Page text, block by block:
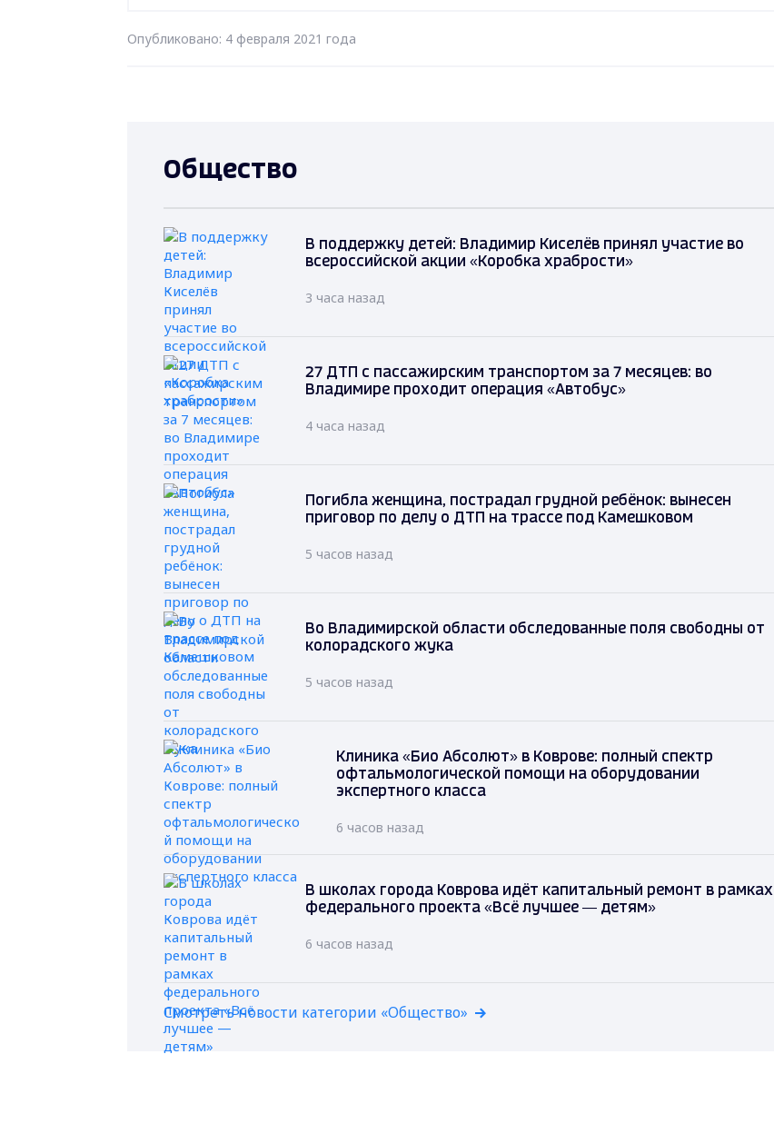
Опубликовано: 4 февраля 2021 года
Общество
В поддержку детей: Владимир Киселёв принял участие во
всероссийской акции «Коробка храбрости»
3 часа назад
27 ДТП с пассажирским транспортом за 7 месяцев: во
Владимире проходит операция «Автобус»
4 часа назад
Погибла женщина, пострадал грудной ребёнок: вынесен
приговор по делу о ДТП на трассе под Камешковом
5 часов назад
Во Владимирской области обследованные поля свободны от
колорадского жука
5 часов назад
Клиника «Био Абсолют» в Коврове: полный спектр
офтальмологической помощи на оборудовании
экспертного класса
6 часов назад
В школах города Коврова идёт капитальный ремонт в рамках
федерального проекта «Всё лучшее — детям»
6 часов назад
Смотреть новости категории «Общество»